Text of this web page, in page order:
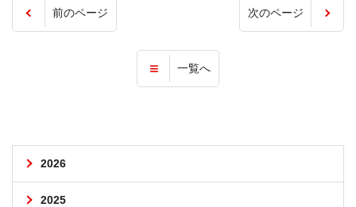
一覧へ
前のページ 次のページ
2026
2025